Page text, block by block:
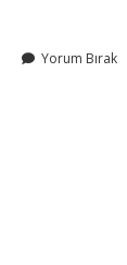
Yorum Bırak